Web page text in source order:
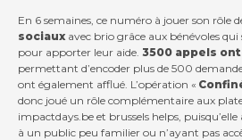
En 6 semaines, ce numéro à jouer son rôle
sociauxavec brio grâce aux bénévoles
pour apporter leur aide. 3500 appels
permettant d’encoder plus de 500
ont également afflué. L’opération «
donc joué un rôle complémentaire aux
impactdays.be et brussels helps, puisqu’elle
à un public peu familier ou n’ayant pas